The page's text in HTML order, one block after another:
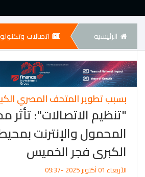
الرئيسيه اتصالات
بسبب تطوير المتحف المصري
"تنظيم الاتصالات":
المحمول والإنترنت
الكبرى فجر الخميس
الأربعاء 01 أكتوبر 2025 -09:37